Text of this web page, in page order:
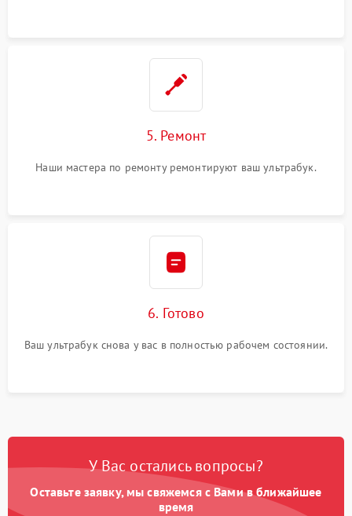
5. Ремонт
Наши мастера по ремонту ремонтируют ваш ультрабук.
6. Готово
Ваш ультрабук снова у вас в полностью рабочем состоянии.
У Вас остались вопросы?
Оставьте заявку, мы свяжемся с Вами в ближайшее
время